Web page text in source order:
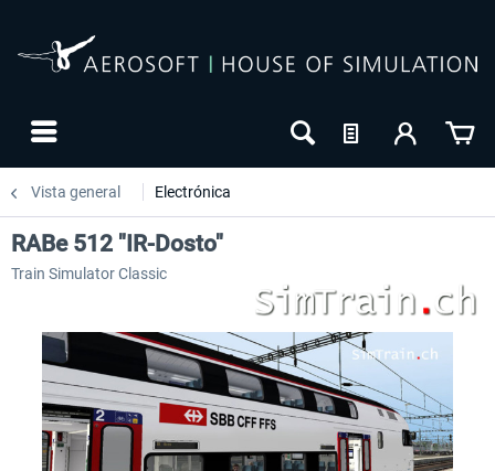
Vista general Electrónica
RABe 512 "IR-Dosto"
Train Simulator Classic